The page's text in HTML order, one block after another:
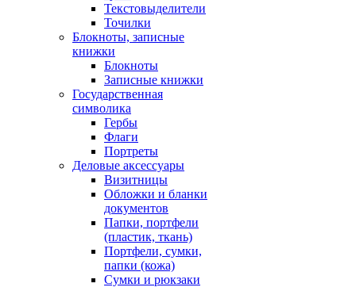
Текстовыделители
Точилки
Блокноты, записные
книжки
Блокноты
Записные книжки
Государственная
символика
Гербы
Флаги
Портреты
Деловые аксессуары
Визитницы
Обложки и бланки
документов
Папки, портфели
(пластик, ткань)
Портфели, сумки,
папки (кожа)
Сумки и рюкзаки